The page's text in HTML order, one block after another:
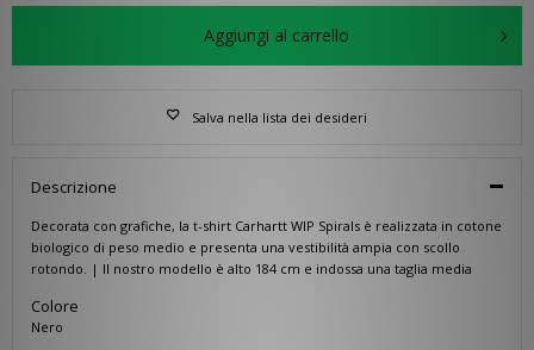
Aggiungi al carrello
Salva nella lista dei desideri
Descrizione
Decorata con grafiche, la t-shirt Carhartt WIP Spirals è realizzata in cotone
biologico di peso medio e presenta una vestibilità ampia con scollo
rotondo. | Il nostro modello è alto 184 cm e indossa una taglia media
Colore
Nero